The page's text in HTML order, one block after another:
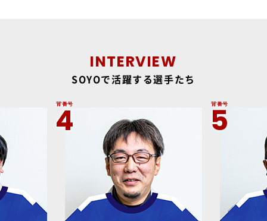
INTERVIEW
SOYOで活躍する選手たち
背番号
4 背番号
5